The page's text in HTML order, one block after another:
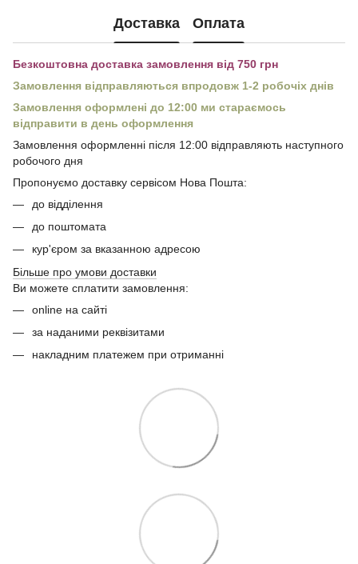
Доставка Оплата
Безкоштовна доставка замовлення від 750 грн
Замовлення відправляються впродовж 1-2 робочіх днів
Замовлення оформлені до 12:00 ми стараємось
відправити в день оформлення
Замовлення оформленні після 12:00 відправляють наступного
робочого дня
Пропонуємо доставку сервісом Нова Пошта:
до відділення
до поштомата
кур'єром за вказанною адресою
Більше про умови доставки
Ви можете сплатити замовлення:
online на сайті
за наданими реквізитами
накладним платежем при отриманні